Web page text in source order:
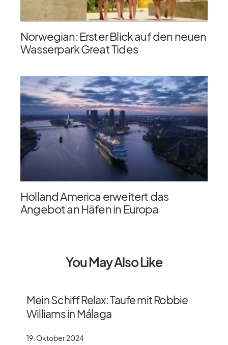
Norwegian: Erster Blick auf den neuen
Wasserpark Great Tides
Holland America erweitert das
Angebot an Häfen in Europa
You May Also Like
Mein Schiff Relax: Taufe mit Robbie
Williams in Málaga
19. Oktober 2024